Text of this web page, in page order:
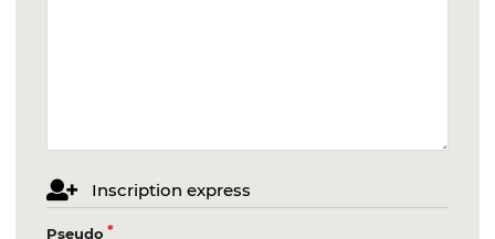
Inscription express
Pseudo